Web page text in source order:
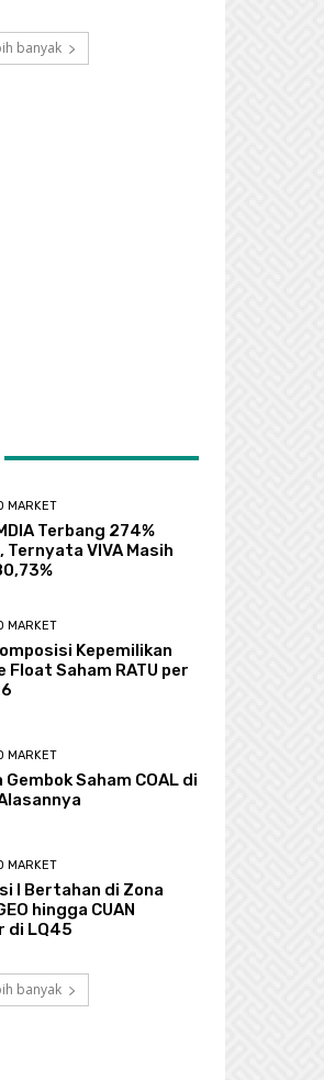
banyak
MARKET
Terbang 274%
Ternyata VIVA Masih
MARKET
Kepemilikan
Float Saham RATU per
MARKET
Gembok Saham COAL di
MARKET
I Bertahan di Zona
hingga CUAN
di LQ45
banyak